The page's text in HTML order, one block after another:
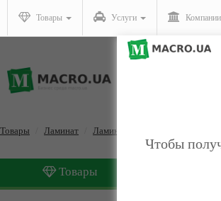
Товары Услуги Компании
Товары Ламинат Ламинат 42 класс
Товары
Чтобы